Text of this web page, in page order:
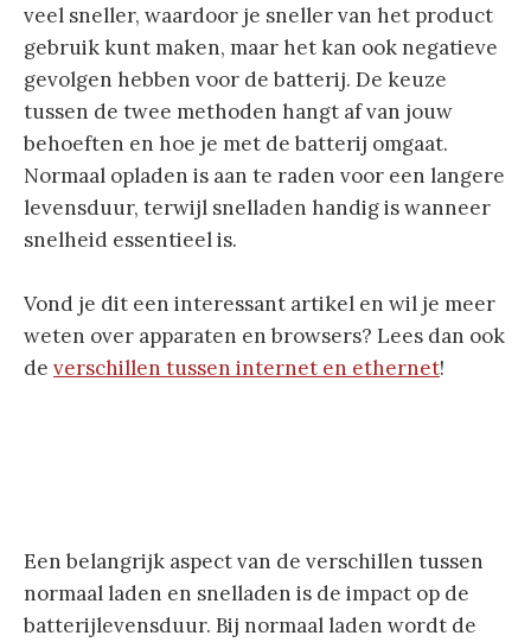
veel sneller, waardoor je sneller van het product
gebruik kunt maken, maar het kan ook negatieve
gevolgen hebben voor de batterij. De keuze
tussen de twee methoden hangt af van jouw
behoeften en hoe je met de batterij omgaat.
Normaal opladen is aan te raden voor een langere
levensduur, terwijl snelladen handig is wanneer
snelheid essentieel is.
Vond je dit een interessant artikel en wil je meer
weten over apparaten en browsers? Lees dan ook
de verschillen tussen internet en ethernet!
Een belangrijk aspect van de verschillen tussen
normaal laden en snelladen is de impact op de
batterijlevensduur. Bij normaal laden wordt de